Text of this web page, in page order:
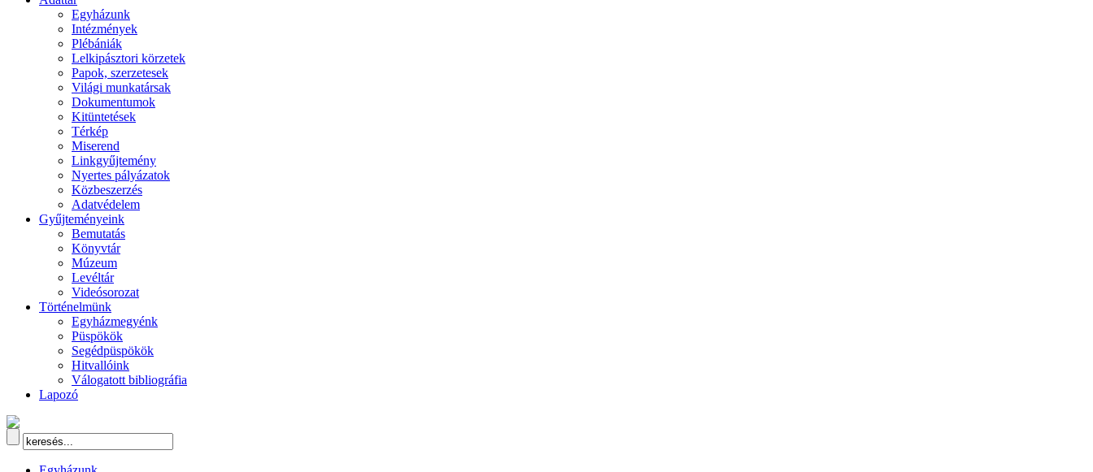
Egyházunk
Intézmények
Plébániák
Lelkipásztori körzetek
Papok, szerzetesek
Világi munkatársak
Dokumentumok
Kitüntetések
Térkép
Miserend
Linkgyűjtemény
Nyertes pályázatok
Közbeszerzés
Adatvédelem
Gyűjteményeink
Bemutatás
Könyvtár
Múzeum
Levéltár
Videósorozat
Történelmünk
Egyházmegyénk
Püspökök
Segédpüspökök
Hitvallóink
Válogatott bibliográfia
Lapozó